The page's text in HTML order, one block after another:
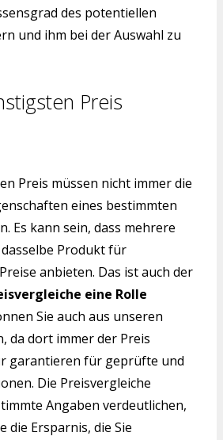
des potentiellen
und ihm bei der Auswahl zu
Preis
Preis müssen nicht immer die
eines bestimmten
Es kann sein, dass mehrere
Produkt für
anbieten. Das ist auch der
eine Rolle
Sie auch aus unseren
da dort immer der Preis
garantieren für geprüfte und
Die Preisvergleiche
Angaben verdeutlichen,
die Ersparnis, die Sie